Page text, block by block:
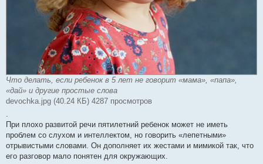
Что делать, если ребенок в 5 лет не говорит «мама», «папа»,
«дай» и другие простые слова
devochka.jpg (40.24 КБ) 4287 просмотров
При плохо развитой речи пятилетний ребенок может не иметь
проблем со слухом и интеллектом, но говорить «лепетными»
отрывистыми словами. Он дополняет их жестами и мимикой так, что
его разговор мало понятен для окружающих.